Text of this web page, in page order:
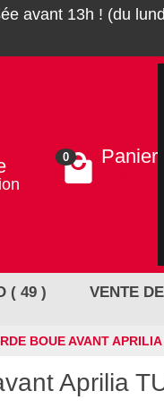
avant 13h ! (du
0 Panier
( 49 ) VENTE
BOUE AVANT
Aprilia